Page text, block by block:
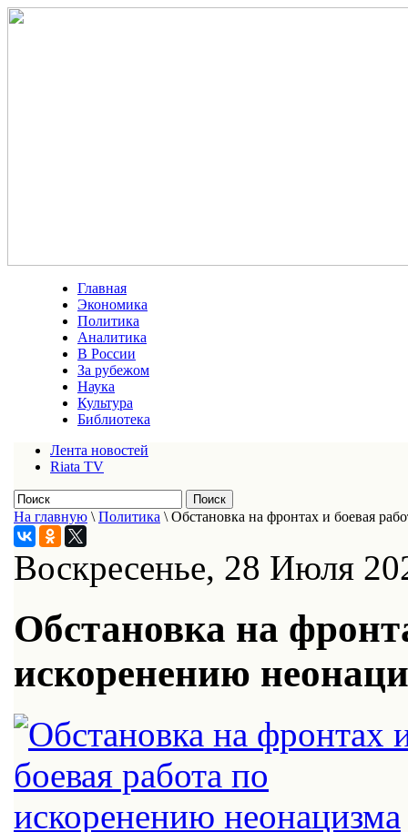
Главная
Экономика
Политика
Аналитика
В России
За рубежом
Наука
Культура
Библиотека
Лента новостей
Riata TV
На главную \ Политика \ Обстановка на фронтах и боевая
Воскресенье, 28 Июля
Обстановка на
искоренению